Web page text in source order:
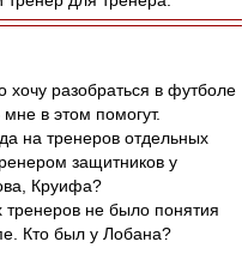
хочу разобраться в футболе
в этом помогут.
на тренеров отдельных
защитников у
Круифа?
тренеров не было понятия
Кто был у Лобана?